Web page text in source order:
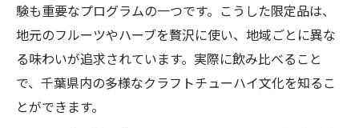
験も重要なプログラムの一つです。こうした限定品は、
地元のフルーツやハーブを贅沢に使い、地域ごとに異な
る味わいが追求されています。実際に飲み比べること
で、千葉県内の多様なクラフトチューハイ文化を知るこ
とができます。